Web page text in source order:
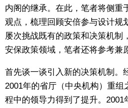
内阁的继承。在此，笔者将侧重
观点，梳理回顾安倍参与设计规
屡次挑战既有的政策和决策机制
安保政策领域，笔者还将参考兼
首先谈一谈引入新的决策机制。
2001年的省厅（中央机构）重组
程中的领导力得到了提升。2001